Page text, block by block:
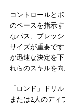
コントロールと
のペースを指示
なパス、プレッ
サイズが重要で
が迅速な決定を
れらのスキルを向
「ロンド」ドリ
または2人のディ